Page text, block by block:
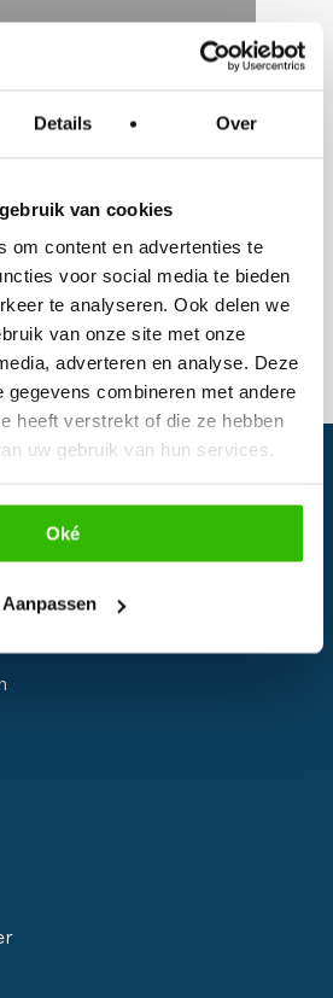
Details Over
van cookies
om content en advertenties te
voor social media te bieden
te analyseren. Ook delen we
van onze site met onze
adverteren en analyse. Deze
gegevens combineren met andere
heeft verstrekt of die ze hebben
uw gebruik van hun services.
Oké
Aanpassen